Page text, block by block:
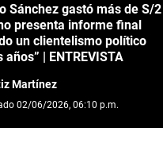
Sánchez gastó más de S/2
presenta informe final
un clientelismo político
| ENTREVISTA
Martínez
02/06/2026, 06:10 p.m.